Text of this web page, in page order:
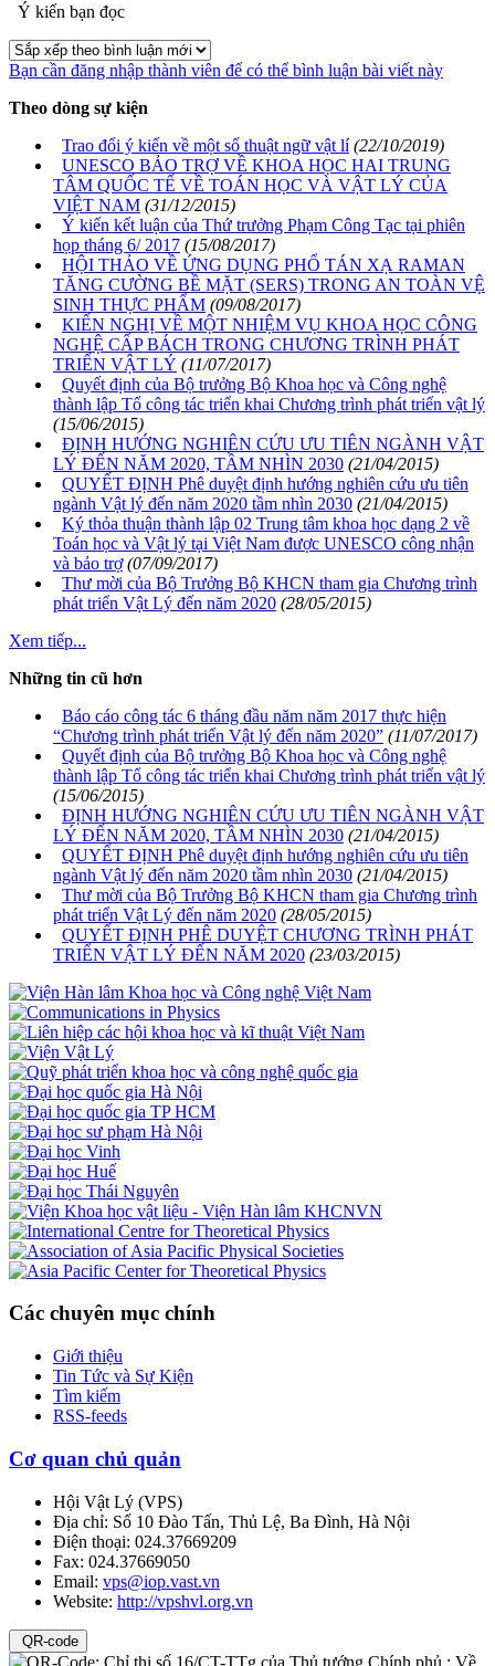
Ý kiến bạn đọc
Bạn cần đăng nhập thành viên để có thể bình luận bài viết này
Theo dòng sự kiện
Trao đổi ý kiến về một số thuật ngữ vật lí (22/10/2019)
UNESCO BẢO TRỢ VỀ KHOA HỌC HAI TRUNG
TÂM QUỐC TẾ VỀ TOÁN HỌC VÀ VẬT LÝ CỦA
VIỆT NAM (31/12/2015)
Ý kiến kết luận của Thứ trưởng Phạm Công Tạc tại phiên
họp tháng 6/ 2017 (15/08/2017)
HỘI THẢO VỀ ỨNG DỤNG PHỔ TÁN XẠ RAMAN
TĂNG CƯỜNG BỀ MẶT (SERS) TRONG AN TOÀN VỆ
SINH THỰC PHẨM (09/08/2017)
KIẾN NGHỊ VỀ MỘT NHIỆM VỤ KHOA HỌC CÔNG
NGHỆ CẤP BÁCH TRONG CHƯƠNG TRÌNH PHÁT
TRIỂN VẬT LÝ (11/07/2017)
Quyết định của Bộ trưởng Bộ Khoa học và Công nghệ
thành lập Tổ công tác triển khai Chương trình phát triển vật lý
(15/06/2015)
ĐỊNH HƯỚNG NGHIÊN CỨU ƯU TIÊN NGÀNH VẬT
LÝ ĐẾN NĂM 2020, TẦM NHÌN 2030 (21/04/2015)
QUYẾT ĐỊNH Phê duyệt định hướng nghiên cứu ưu tiên
ngành Vật lý đến năm 2020 tầm nhìn 2030 (21/04/2015)
Ký thỏa thuận thành lập 02 Trung tâm khoa học dạng 2 về
Toán học và Vật lý tại Việt Nam được UNESCO công nhận
và bảo trợ (07/09/2017)
Thư mời của Bộ Trưởng Bộ KHCN tham gia Chương trình
phát triển Vật Lý đến năm 2020 (28/05/2015)
Xem tiếp...
Những tin cũ hơn
Báo cáo công tác 6 tháng đầu năm năm 2017 thực hiện
“Chương trình phát triển Vật lý đến năm 2020” (11/07/2017)
Quyết định của Bộ trưởng Bộ Khoa học và Công nghệ
thành lập Tổ công tác triển khai Chương trình phát triển vật lý
(15/06/2015)
ĐỊNH HƯỚNG NGHIÊN CỨU ƯU TIÊN NGÀNH VẬT
LÝ ĐẾN NĂM 2020, TẦM NHÌN 2030 (21/04/2015)
QUYẾT ĐỊNH Phê duyệt định hướng nghiên cứu ưu tiên
ngành Vật lý đến năm 2020 tầm nhìn 2030 (21/04/2015)
Thư mời của Bộ Trưởng Bộ KHCN tham gia Chương trình
phát triển Vật Lý đến năm 2020 (28/05/2015)
QUYẾT ĐỊNH PHÊ DUYỆT CHƯƠNG TRÌNH PHÁT
TRIỂN VẬT LÝ ĐẾN NĂM 2020 (23/03/2015)
Các chuyên mục chính
Giới thiệu
Tin Tức và Sự Kiện
Tìm kiếm
RSS-feeds
Cơ quan chủ quản
Hội Vật Lý (VPS)
Địa chỉ: Số 10 Đào Tấn, Thủ Lệ, Ba Đình, Hà Nội
Điện thoại: 024.37669209
Fax: 024.37669050
Email: vps@iop.vast.vn
Website: http://vpshvl.org.vn
QR-code